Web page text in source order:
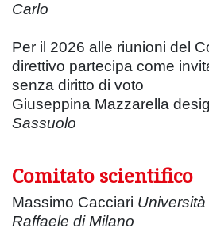
Carlo
Per il 2026 alle riunioni del
direttivo partecipa come
senza diritto di voto
Giuseppina Mazzarella
Sassuolo
Comitato scientifico
Massimo Cacciari
Raffaele di Milano